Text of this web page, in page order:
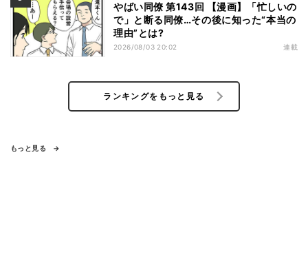
やばい同僚 第143回 【漫画】「忙しいの
で」と断る同僚…その後に知った“本当の
理由”とは?
2026/08/03 20:02 連載
ランキングをもっと見る
もっと見る